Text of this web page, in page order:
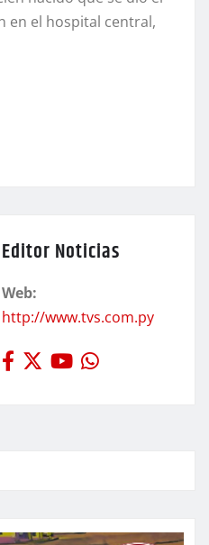
en el hospital central,
Editor Noticias
Web:
http://www.tvs.com.py